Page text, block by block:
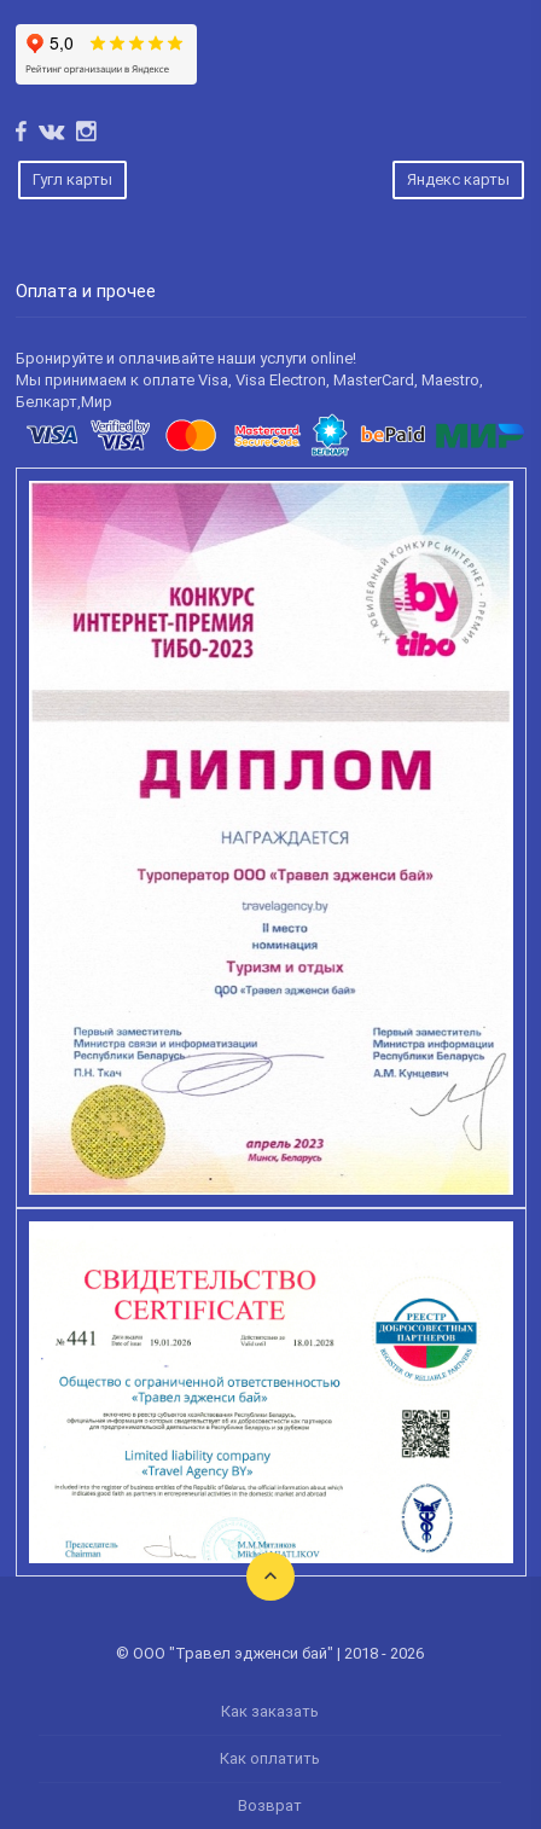
Гугл карты Яндекс карты
Оплата и прочее
Бронируйте и оплачивайте наши услуги online!
Мы принимаем к оплате Visa, Visa Electron, MasterCard, Maestro,
Белкарт,Мир
© ООО "Травел эдженси бай" | 2018 - 2026
Как заказать
Как оплатить
Возврат